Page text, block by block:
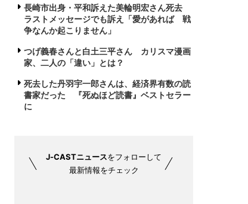
長崎市出身・平和訴えた美輪明宏さん死去
ラストメッセージでも訴え「愛があれば 戦
争なんか起こりません」
つげ義春さんと白土三平さん カリスマ漫画
家、二人の「違い」とは？
死去した丹羽宇一郎さんは、経済界有数の読
書家だった 『死ぬほど読書』ベストセラー
に
J-CASTニュースをフォローして
最新情報をチェック